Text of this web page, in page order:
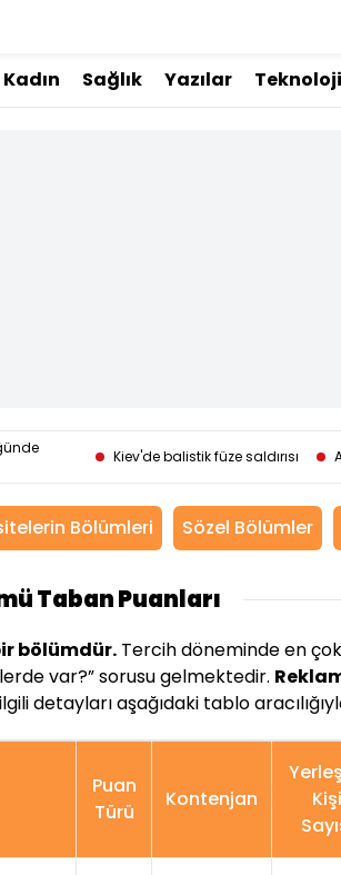
Kadın Sağlık Yazılar Teknoloji
Kiev'de balistik füze saldırısı
Bölümleri Sözel Bölümler
Taban Puanları
bölümdür. Tercih döneminde en
var?” sorusu gelmektedir.
detayları aşağıdaki tablo
Puan
Türü
Kontenjan
Kişi